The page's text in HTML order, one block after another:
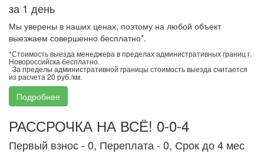
за 1 день
Мы уверены в наших ценах, поэтому на любой объект
выезжаем совершенно бесплатно*.
*Стоимость выезда менеджера в пределах административных границ г.
Новороссийска бесплатно.
За пределы административной границы стоимость выезда считается
из расчета 20 руб./км.
Подробнее
РАССРОЧКА НА ВСЁ! 0-0-4
Первый взнос - 0, Переплата - 0, Срок до 4 мес